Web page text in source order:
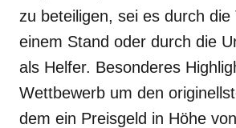
zu beteiligen, sei es durch die
einem Stand oder durch die
als Helfer. Besonderes
Wettbewerb um den
dem ein Preisgeld in Höhe